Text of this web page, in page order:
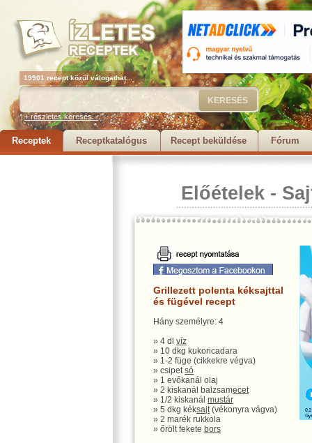
19901 recept közül válogathat...
+ részletes keresés...
Receptek Receptkatalógus Recept beküldése Fórum
Előételek -
Grillezett polenta kéksajttal
és fügével recept
Hány személyre: 4
» 4 dl víz
» 10 dkg kukoricadara
» 1-2 füge (cikkekre végva)
» csipetsó
» 1 evőkanál olaj
» 2 kiskanál balzsamecet
» 1/2 kiskanál mustár
» 5 dkg kéksajt(vékonyra vágva)
» 2 marék rukkola
» őrölt fekete bors